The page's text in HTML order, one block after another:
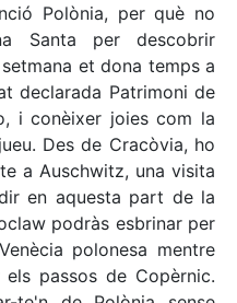
Polònia, per què no
Santa per descobrir
et dona temps a
declarada Patrimoni de
i conèixer joies com la
Des de Cracòvia, ho
a Auschwitz, una visita
en aquesta part de la
podràs esbrinar per
polonesa mentre
passos de Copèrnic.